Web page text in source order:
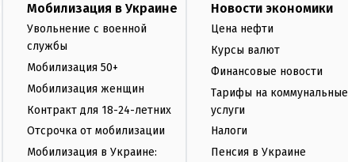
Мобилизация в Украине
Увольнение с военной
службы
Мобилизация 50+
Мобилизация женщин
Контракт для 18-24-летних
Отсрочка от мобилизации
Мобилизация в Украине:
Новости экономики
Цена нефти
Курсы валют
Финансовые новости
Тарифы на коммунальные
услуги
Налоги
Пенсия в Украине